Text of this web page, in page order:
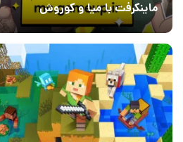
ماینکرفت با میا و کوروش
7
30 دی 1403